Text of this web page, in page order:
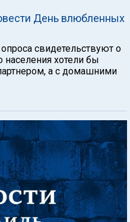
День влюбленных
свидетельствуют о
населения хотели бы
а с домашними